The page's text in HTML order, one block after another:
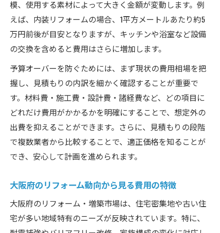
模、使用する素材によって大きく金額が変動します。例
えば、内装リフォームの場合、1平方メートルあたり約5
万円前後が目安となりますが、キッチンや浴室など設備
の交換を含めると費用はさらに増加します。
予算オーバーを防ぐためには、まず現状の費用相場を把
握し、見積もりの内訳を細かく確認することが重要で
す。材料費・施工費・設計費・諸経費など、どの項目に
どれだけ費用がかかるかを明確にすることで、想定外の
出費を抑えることができます。さらに、見積もりの段階
で複数業者から比較することで、適正価格を知ることが
でき、安心して計画を進められます。
大阪府のリフォーム動向から見る費用の特徴
大阪府のリフォーム・増築市場は、住宅密集地や古い住
宅が多い地域特有のニーズが反映されています。特に、